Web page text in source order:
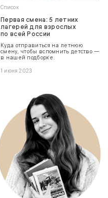
Список
Первая смена: 5 летних
лагерей для взрослых
по всей России
Куда отправиться на летнюю
смену, чтобы вспомнить детство —
в нашей подборке.
1 июня 2023